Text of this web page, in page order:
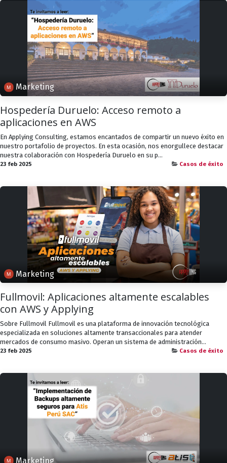
Marketing
Hospedería Duruelo: Acceso remoto a
aplicaciones en AWS
En Applying Consulting, estamos encantados de compartir un nuevo éxito en
nuestro portafolio de proyectos. En esta ocasión, nos enorgullece destacar
nuestra colaboración con Hospedería Duruelo en su p...
23 feb 2025 Casos de éxito
Marketing
Fullmovil: Aplicaciones altamente escalables
con AWS y Applying
Sobre Fullmovil Fullmovil es una plataforma de innovación tecnológica
especializada en soluciones altamente transaccionales para atender
mercados de consumo masivo. Operan un sistema de administración...
23 feb 2025 Casos de éxito
Marketing